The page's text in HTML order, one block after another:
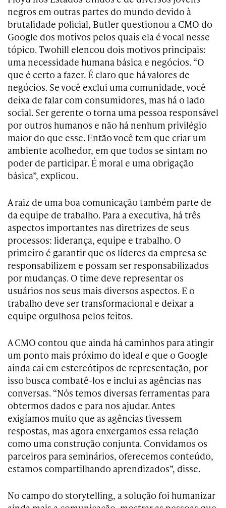
negros em outras partes do mundo devido à
brutalidade policial, Butler questionou a CMO do
Google dos motivos pelos quais ela é vocal nesse
tópico. Twohill elencou dois motivos principais:
uma necessidade humana básica e negócios. “O
que é certo a fazer. É claro que há valores de
negócios. Se você exclui uma comunidade, você
deixa de falar com consumidores, mas há o lado
social. Ser gerente o torna uma pessoa responsável
por outros humanos e não há nenhum privilégio
maior do que esse. Então você tem que criar um
ambiente acolhedor, em que todos se sintam no
poder de participar. É moral e uma obrigação
básica”, explicou.
A raiz de uma boa comunicação também parte de
da equipe de trabalho. Para a executiva, há três
aspectos importantes nas diretrizes de seus
processos: liderança, equipe e trabalho. O
primeiro é garantir que os líderes da empresa se
responsabilizem e possam ser responsabilizados
por mudanças. O time deve representar os
usuários nos seus mais diversos aspectos. E o
trabalho deve ser transformacional e deixar a
equipe orgulhosa pelos feitos.
A CMO contou que ainda há caminhos para atingir
um ponto mais próximo do ideal e que o Google
ainda cai em estereótipos de representação, por
isso busca combatê-los e inclui as agências nas
conversas. “Nós temos diversas ferramentas para
obtermos dados e para nos ajudar. Antes
exigíamos muito que as agências tivessem
respostas, mas agora enxergamos essa relação
como uma construção conjunta. Convidamos os
parceiros para seminários, oferecemos conteúdo,
estamos compartilhando aprendizados”, disse.
No campo do storytelling, a solução foi humanizar